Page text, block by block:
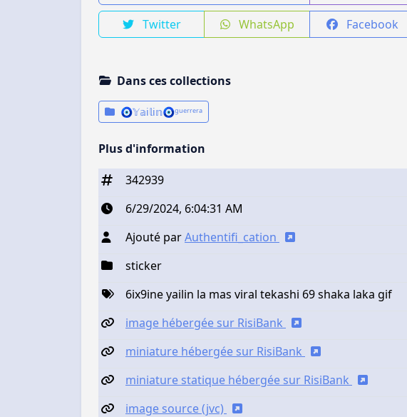
Twitter WhatsApp Facebook
Dans ces collections
🧿𝕐𝕒i𝕝i𝕟🧿ᵍᵘᵉʳʳᵉʳᵃ
Plus d'information
342939
6/29/2024, 6:04:31 AM
Ajouté parAuthentifi_cation
sticker
6ix9ine yailin la mas viral tekashi 69 shaka laka gif
image hébergée sur RisiBank
miniature hébergée sur RisiBank
miniature statique hébergée sur RisiBank
image source (jvc)